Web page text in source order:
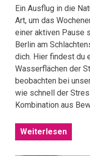
Ein Ausflug in die
Art, um das
einer aktiven Pause
Berlin am
dich. Hier findest du
Wasserflächen der
beobachten bei
wie schnell der
Kombination aus
Weiterlesen